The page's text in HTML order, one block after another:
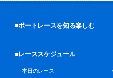
■ボートレースを知る楽しむ
■レーススケジュール
本日のレース